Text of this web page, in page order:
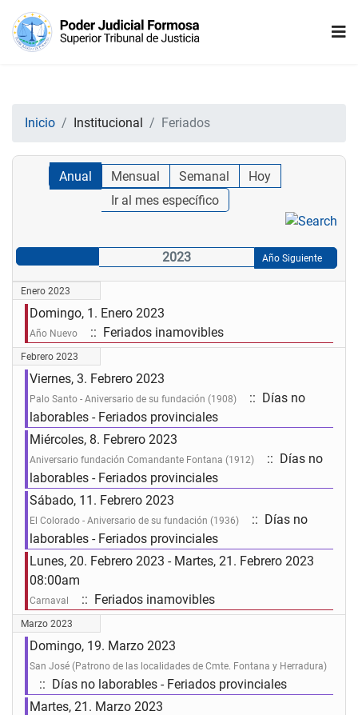
Inicio Institucional Feriados
Anual Mensual Semanal
Hoy
Ir al mes específico
2023 Año Siguiente
Enero 2023
Domingo, 1. Enero 2023
Año Nuevo :: Feriados inamovibles
Febrero 2023
Viernes, 3. Febrero 2023
Palo Santo - Aniversario de su fundación (1908)
:: Días no
laborables - Feriados provinciales
Miércoles, 8. Febrero 2023
Aniversario fundación Comandante Fontana (1912)
:: Días no
laborables - Feriados provinciales
Sábado, 11. Febrero 2023
El Colorado - Aniversario de su fundación (1936)
:: Días no
laborables - Feriados provinciales
Lunes, 20. Febrero 2023 - Martes, 21. Febrero 2023
08:00am
Carnaval :: Feriados inamovibles
Marzo 2023
Domingo, 19. Marzo 2023
San José (Patrono de las localidades de Cmte. Fontana y Herradura)
:: Días no laborables - Feriados provinciales
Martes, 21. Marzo 2023